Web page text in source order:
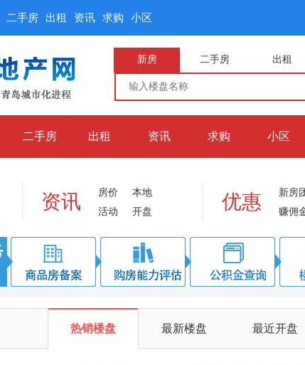
二手房 出租 资讯 求购 小区
新房 二手房 出租
二手房 出租 资讯 求购 小区
资讯 房价
本地
活动
开盘 优惠
新房
赚佣
热销楼盘 最新楼盘 最近开盘